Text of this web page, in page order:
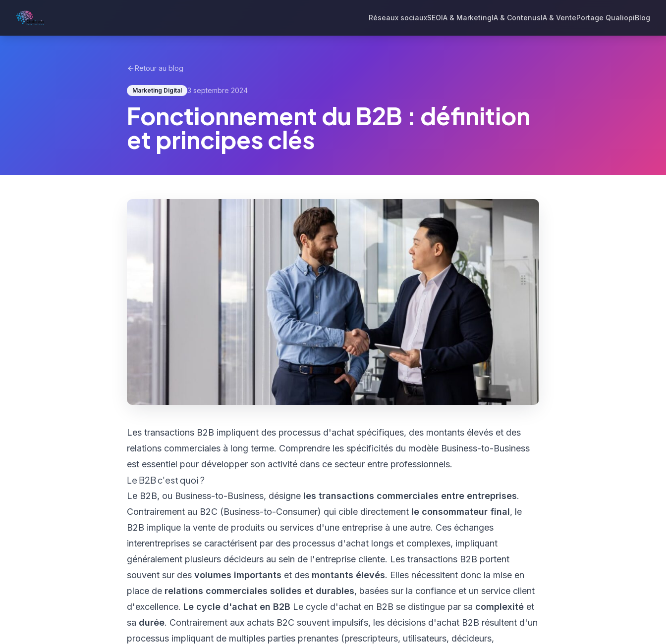
Réseaux sociauxSEOIA & MarketingIA & ContenusIA & VentePortage QualiopiBlog
Retour au blog
Marketing Digital 3 septembre 2024
Fonctionnement du B2B : définition
et principes clés
Les transactions B2B impliquent des processus d'achat spécifiques, des montants élevés et des
relations commerciales à long terme. Comprendre les spécificités du modèle Business-to-Business
est essentiel pour développer son activité dans ce secteur entre professionnels.
Le B2B c'est quoi ?
Le B2B, ou Business-to-Business, désigne les transactions commerciales entre entreprises.
Contrairement au B2C (Business-to-Consumer) qui cible directement le consommateur final, le
B2B implique la vente de produits ou services d'une entreprise à une autre. Ces échanges
interentreprises se caractérisent par des processus d'achat longs et complexes, impliquant
généralement plusieurs décideurs au sein de l'entreprise cliente. Les transactions B2B portent
souvent sur des volumes importants et des montants élevés. Elles nécessitent donc la mise en
place de relations commerciales solides et durables, basées sur la confiance et un service client
d'excellence. Le cycle d'achat en B2B Le cycle d'achat en B2B se distingue par sa complexité et
sa durée. Contrairement aux achats B2C souvent impulsifs, les décisions d'achat B2B résultent d'un
processus impliquant de multiples parties prenantes (prescripteurs, utilisateurs, décideurs,